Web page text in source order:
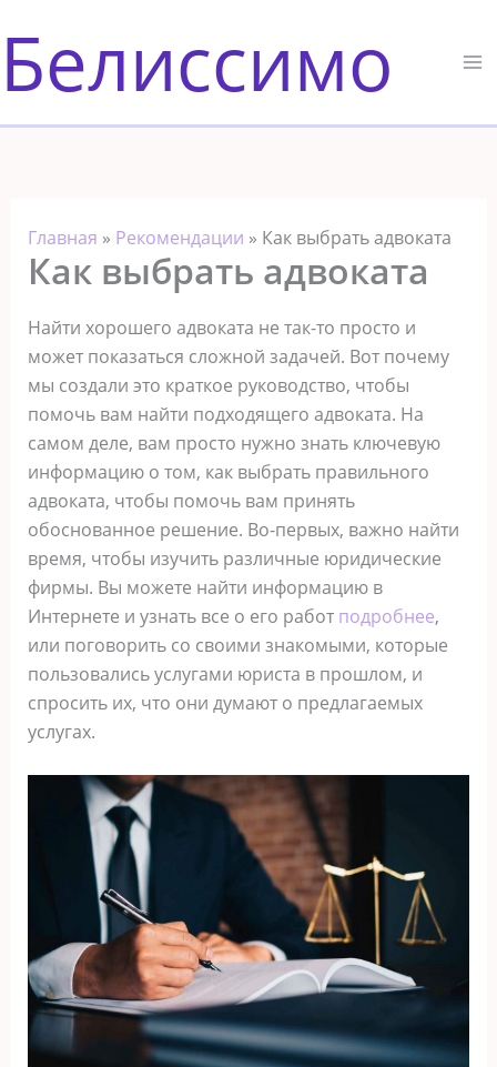
к
содержимому
Белиссимо
Главная » Рекомендации » Как выбрать адвоката
Как выбрать адвоката
Найти хорошего адвоката не так-то просто и
может показаться сложной задачей. Вот почему
мы создали это краткое руководство, чтобы
помочь вам найти подходящего адвоката. На
самом деле, вам просто нужно знать ключевую
информацию о том, как выбрать правильного
адвоката, чтобы помочь вам принять
обоснованное решение. Во-первых, важно найти
время, чтобы изучить различные юридические
фирмы. Вы можете найти информацию в
Интернете и узнать все о его работ подробнее,
или поговорить со своими знакомыми, которые
пользовались услугами юриста в прошлом, и
спросить их, что они думают о предлагаемых
услугах.